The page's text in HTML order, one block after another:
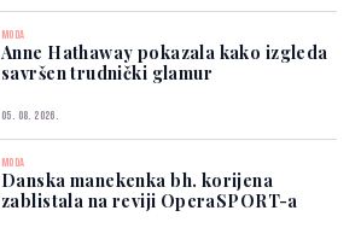
MODA
Anne Hathaway pokazala kako izgleda
savršen trudnički glamur
05. 08. 2026.
MODA
Danska manekenka bh. korijena
zablistala na reviji OperaSPORT-a